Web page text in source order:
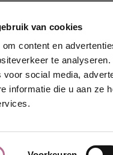
van cookies
content en
te
social media,
informatie die u aan ze
Tencel
Alpaca
Zijde